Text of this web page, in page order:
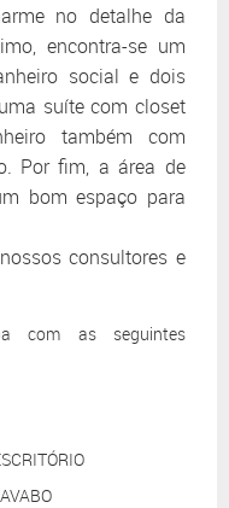
no detalhe da
encontra-se um
social e dois
suíte com closet
também com
Por fim, a área de
bom espaço para
consultores e
com as seguintes